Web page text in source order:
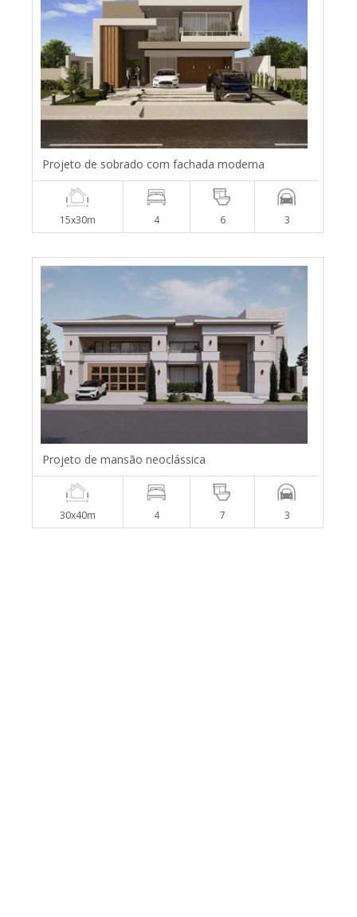
Projeto de sobrado com fachada moderna
15x30m 4 6 3
Projeto de mansão neoclássica
30x40m 4 7 3